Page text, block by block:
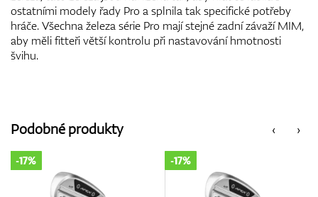
ostatními modely řady Pro a splnila tak specifické potřeby
hráče. Všechna železa série Pro mají stejné zadní závaží MIM,
aby měli fitteři větší kontrolu při nastavování hmotnosti
švihu.
‹
Podobné produkty ›
-17% -17%